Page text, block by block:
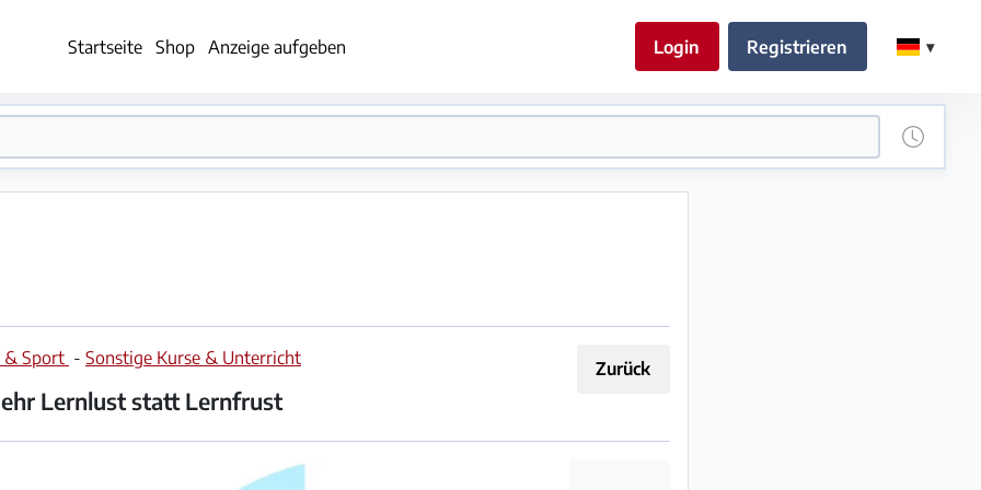
Startseite Shop Anzeige aufgeben Login Registrieren
Zurück
& Sport - Sonstige Kurse & Unterricht
Lernlust statt Lernfrust